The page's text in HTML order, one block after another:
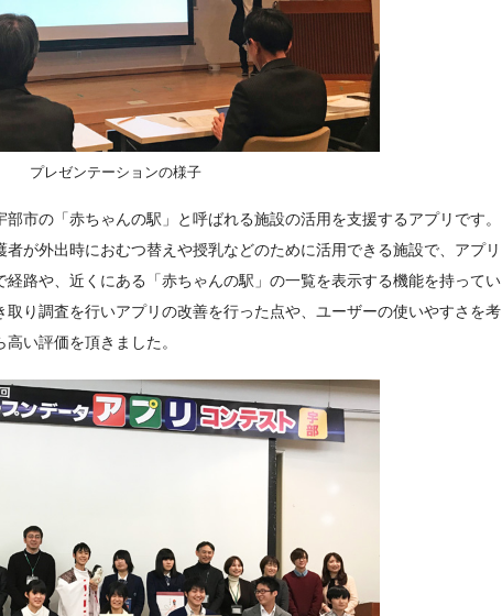
プレゼンテーションの様子
市の「赤ちゃんの駅」と呼ばれる施設の活用を支援するアプリです。
者が外出時におむつ替えや授乳などのために活用できる施設で、アプリ
路や、近くにある「赤ちゃんの駅」の一覧を表示する機能を持ってい
取り調査を行いアプリの改善を行った点や、ユーザーの使いやすさを考
い評価を頂きました。